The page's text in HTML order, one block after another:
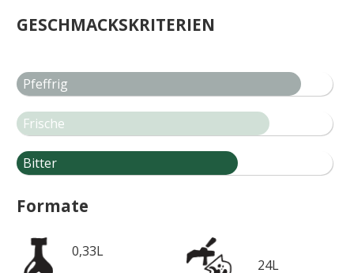
GESCHMACKSKRITERIEN
Pfeffrig
Frische
Bitter
Formate
0,33L
24L